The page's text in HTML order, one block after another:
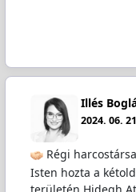
Illés
2024. 06.
Régi
Isten hozta a